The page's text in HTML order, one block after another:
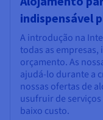
indispensável
A introdução na
todas as
orçamento. As
ajudá-lo durante a
nossas ofertas de
usufruir de
baixo custo.